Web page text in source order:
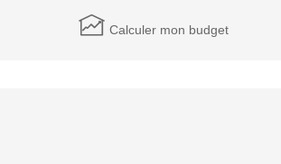
Calculer mon budget